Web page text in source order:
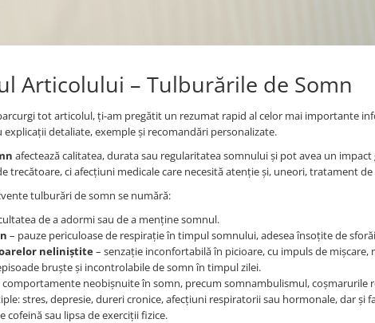
Cu
Regal,
Size
1
1
Articolului – Tulburările de Somn
tot articolul, ți-am pregătit un rezumat rapid al celor mai importante
detaliate, exemple și recomandări personalizate.
afectează calitatea, durata sau regularitatea somnului și pot avea un
trecătoare, ci afecțiuni medicale care necesită atenție și, uneori, tratament
tulburări de somn se numără:
de a adormi sau de a menține somnul.
– pauze periculoase de respirație în timpul somnului, adesea însoțite de
neliniștite– senzație inconfortabilă în picioare, cu impuls de mișcare,
bruște și incontrolabile de somn în timpul zilei.
comportamente neobișnuite în somn, precum somnambulismul, coșmarurile
stres, depresie, dureri cronice, afecțiuni respiratorii sau hormonale, dar și
cofeină sau lipsa de exerciții fizice.